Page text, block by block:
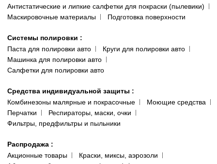
Антистатические и липкие салфетки для покраски (пылевики)
Маскировочные материалы
Подготовка поверхности
Системы полировки :
Паста для полировки авто
Круги для полировки авто
Машинка для полировки авто
Салфетки для полировки авто
Средства индивидуальной защиты :
Комбинезоны малярные и покрасочные
Моющие средства
Перчатки
Респираторы, маски, очки
Фильтры, предфильтры и пыльники
Распродажа :
Акционные товары
Краски, миксы, аэрозоли